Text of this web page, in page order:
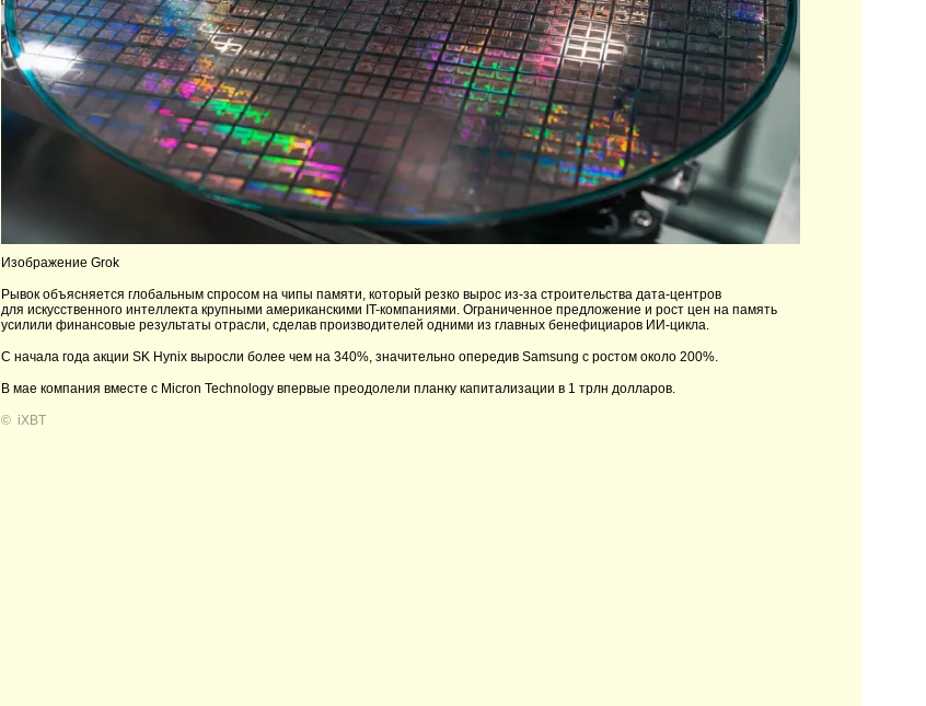
Изображение Grok
Рывок объясняется глобальным спросом на чипы памяти, который резко вырос из-за строительства дата-центров
для искусственного интеллекта крупными американскими IT-компаниями. Ограниченное предложение и рост цен на память
усилили финансовые результаты отрасли, сделав производителей одними из главных бенефициаров ИИ-цикла.
С начала года акции SK Hynix выросли более чем на 340%, значительно опередив Samsung с ростом около 200%.
В мае компания вместе с Micron Technology впервые преодолели планку капитализации в 1 трлн долларов.
© iXBT